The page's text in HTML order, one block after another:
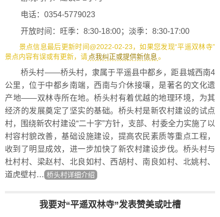
电话：0354-5779023
开放时间：旺季：8:30-18:00；淡季：8:30-17:00
景点信息最后更新时间@2022-02-23，如果您发现“平遥双林寺”
景点内容有误或有更新，请 点我纠正或提供新信息。
桥头村——桥头村，隶属于平遥县中都乡，距县城西南4
公里，位于中都乡南端，西南与介休接壤，是著名的文化遗
产地——双林寺所在地。桥头村有着优越的地理环境，为其
经济的发展奠定了坚实的基础。桥头村是新农村建设的试点
村，围绕新农村建设“二十字”方针，支部、村委全力实施了以
村容村貌改善，基础设施建设，提高农民素质等重点工程，
收到了明显成效，进一步加快了新农村建设步伐。桥头村与
杜村村、梁赵村、北良如村、西胡村、南良如村、北姚村、
道虎壁村… 桥头村详细介绍
我要对“平遥双林寺”发表赞美或吐槽